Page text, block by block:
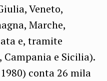
Veneto,
Marche,
e, tramite
e Sicilia).
conta 26 mila